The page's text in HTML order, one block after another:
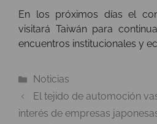
En los próximos días el
visitará Taiwán para
encuentros institucionales y
Categorías
Noticias
El tejido de automoción
interés de empresas